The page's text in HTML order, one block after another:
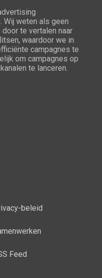
Wij weten als geen
te vertalen naar
waardoor we in
campagnes te
om campagnes op
te lanceren.
beleid
Feed